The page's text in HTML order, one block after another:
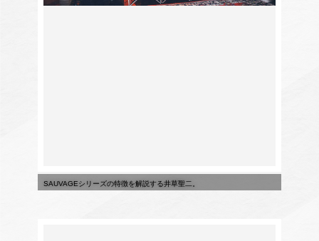
SAUVAGEシリーズの特徴を解説する井草聖二。